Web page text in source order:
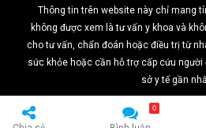
Thông tin trên website này chỉ mang
không được xem là tư vấn y khoa và
cho tư vấn, chẩn đoán hoặc điều trị từ
sức khỏe hoặc cần hỗ trợ cấp cứu
sở y tế gần
0